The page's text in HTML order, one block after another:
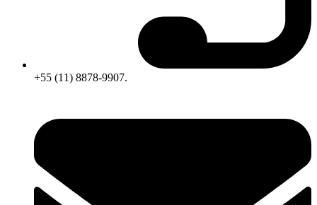
+55 (11) 8878-9907.